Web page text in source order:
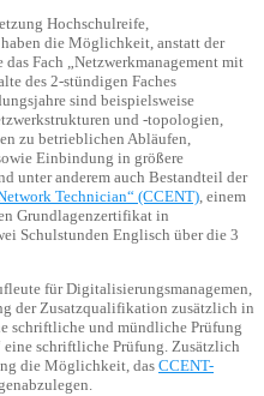
Hochschulreife,
die Möglichkeit, anstatt der
Fach „Netzwerkmanagement mit
des 2-stündigen Faches
sind beispielsweise
und -topologien,
zu betrieblichen Abläufen,
Einbindung in größere
unter anderem auch Bestandteil der
Technician“ (CCENT), einem
Grundlagenzertifikat in
Schulstunden Englisch über die 3
für Digitalisierungsmanagemen,
der Zusatzqualifikation zusätzlich in
schriftliche und mündliche Prüfung
eine schriftliche Prüfung. Zusätzlich
die Möglichkeit, das CCENT-